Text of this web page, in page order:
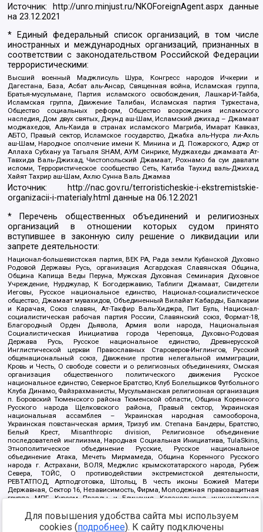
Источник: http://unro.minjust.ru/NKOForeignAgent.aspxданные
на23.12.2021
* Единый федеральный список организаций, в том числе
иностранных и международных организаций, признанных в
соответствии с законодательством Российской Федерации
террористическими:
Высший военный Маджлисуль Шура, Конгресс народов Ичкерии и
Дагестана, База, Асбат аль-Ансар, Священная война, Исламская группа,
Братья-мусульмане, Партия исламского освобождения, Лашкар-И-Тайба,
Исламская группа, Движение Талибан, Исламская партия Туркестана,
Общество социальных реформ, Общество возрождения исламского
наследия, Дом двух святых, Джунд аш-Шам, Исламский джихад – Джамаат
моджахедов, Аль-Каида в странах исламского Магриба, Имарат Кавказ,
АБТО, Правый сектор, Исламское государство, Джабха аль-Нусра ли-Ахль
аш-Шам, Народное ополчение имени К. Минина и Д. Пожарского, Аджр от
Аллаха Субхану уа Тагьаля SHAM, АУМ Синрике, Муджахеды джамаата Ат-
Тавхида Валь-Джихад, Чистопольский Джамаат, Рохнамо ба суи давлати
исломи, Террористическое сообщество Сеть, Катиба Таухид валь-Джихад,
Хайят Тахрир аш-Шам, Ахлю Сунна Валь Джамаа
Источник: http://nac.gov.ru/terroristicheskie-i-ekstremistskie-
organizacii-i-materialy.html данные на06.12.2021
* Перечень общественных объединений и религиозных
организаций в отношении которых судом принято
вступившее в законную силу решение о ликвидации или
запрете деятельности:
Национал-большевистская партия, ВЕК РА, Рада земли Кубанской Духовно
Родовой Державы Русь, организация Асгардская Славянская Община,
Община Капища Веды Перуна, Мужская Духовная Семинария Духовное
Учреждение, Нурджулар, К Богодержавию, Таблиги Джамаат, Свидетели
Иеговы, Русское национальное единство, Национал-социалистическое
общество, Джамаат мувахидов, Объединенный Вилайат Кабарды, Балкарии
и Карачая, Союз славян, Ат-Такфир Валь-Хиджра, Пит Буль, Национал-
социалистическая рабочая партия России, Славянский союз, Формат-18,
Благородный Орден Дьявола, Армия воли народа, Национальная
Социалистическая Инициатива города Череповца, Духовно-Родовая
Держава Русь, Русское национальное единство, Древнерусской
Инглистической церкви Православных Староверов-Инглингов, Русский
общенациональный союз, Движение против нелегальной иммиграции,
Кровь и Честь, О свободе совести и о религиозных объединениях, Омская
организация общественного политического движения Русское
национальное единство, Северное Братство, Клуб Болельщиков Футбольного
Клуба Динамо, Файзрахманисты, Мусульманская религиозная организация
п. Боровский Тюменского района Тюменской области, Община Коренного
Русского народа Щелковского района, Правый сектор, Украинская
национальная ассамблея – Украинская народная самооборона,
Украинская повстанческая армия, Тризуб им. Степана Бандеры, Братство,
Белый Крест, Misanthropic division, Религиозное объединение
последователей инглиизма, Народная Социальная Инициатива, TulaSkins,
Этнополитическое объединение Русские, Русское национальное
объединение Атака, Мечеть Мирмамеда, Община Коренного Русского
народа г. Астрахани, ВОЛЯ, Меджлис крымскотатарского народа, Рубеж
Севера, ТОЙС, О противодействии экстремистской деятельности,
РЕВТАТПОД, Артподготовка, Штольц, В честь иконы Божией Матери
Державная, Сектор 16, Независимость, Фирма, Молодежная правозащитная
группа МПГ, Курсом Правды и Единения, Каракольская инициативная
Благотворительный пансионат Ак Умут, Русская республика Русь,
Арестантское уголовное единство, Башкорт, Нация и свобода, W.H.С., Фалунь
Для повышения удобства сайта мы используем
cookies (подробнее). К сайту подключены